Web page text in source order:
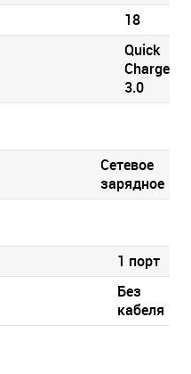
18
Quick
Charge
3.0
Сетевое
зарядное
1 порт
Без
кабеля